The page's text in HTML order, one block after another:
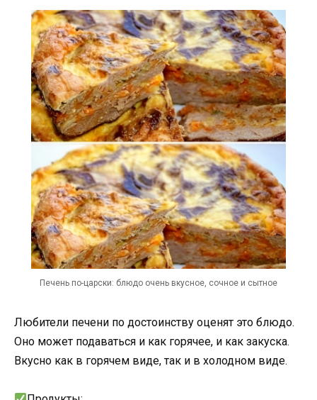
Печень по-царски: блюдо очень вкусное, сочное и сытное
Любители печени по достоинству оценят это блюдо.
Оно может подаваться и как горячее, и как закуска.
Вкусно как в горячем виде, так и в холодном виде.